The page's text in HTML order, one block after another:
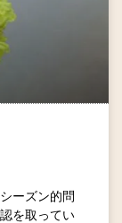
ーズン的問
を取ってい